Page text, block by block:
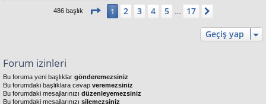
486 başlık 1 . sayfa (Toplam17sayfa)
1 2 3 4 5 17
Geçiş yap
Forum izinleri
Bu foruma yeni başlıklar gönderemezsiniz
Bu forumdaki başlıklara cevap veremezsiniz
Bu forumdaki mesajlarınızı düzenleyemezsiniz
Bu forumdaki mesajlarınızı silemezsiniz